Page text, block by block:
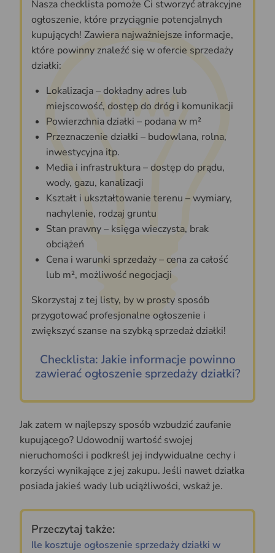
Nasza checklista pomoże Ci stworzyć atrakcyjne
ogłoszenie, które przyciągnie potencjalnych
kupujących! Zawiera najważniejsze informacje,
które powinny znaleźć się w ofercie sprzedaży
działki:
Lokalizacja – dokładny adres lub
miejscowość, dostęp do dróg i komunikacji
Powierzchnia działki – podana w m²
Przeznaczenie działki – budowlana, rolna,
inwestycyjna itp.
Media i infrastruktura – dostęp do prądu,
wody, gazu, kanalizacji
Kształt i ukształtowanie terenu – wymiary,
nachylenie, rodzaj gruntu
Stan prawny – księga wieczysta, brak
obciążeń
Cena i warunki sprzedaży – cena za całość
lub m², możliwość negocjacji
Skorzystaj z tej listy, by w prosty sposób
przygotować profesjonalne ogłoszenie i
zwiększyć szanse na szybką sprzedaż działki!
Checklista: Jakie informacje powinno
zawierać ogłoszenie sprzedaży działki?
Jak zatem w najlepszy sposób wzbudzić zaufanie
kupującego? Udowodnij wartość swojej
nieruchomości i podkreśl jej indywidualne cechy i
korzyści wynikające z jej zakupu. Jeśli nawet działka
posiada jakieś wady lub uciążliwości, wskaż je.
Przeczytaj także:
Ile kosztuje ogłoszenie sprzedaży działki w